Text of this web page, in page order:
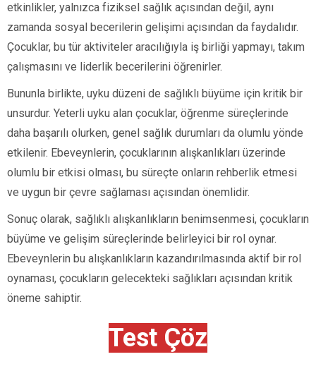
etkinlikler, yalnızca fiziksel sağlık açısından değil, aynı
zamanda sosyal becerilerin gelişimi açısından da faydalıdır.
Çocuklar, bu tür aktiviteler aracılığıyla iş birliği yapmayı, takım
çalışmasını ve liderlik becerilerini öğrenirler.
Bununla birlikte, uyku düzeni de sağlıklı büyüme için kritik bir
unsurdur. Yeterli uyku alan çocuklar, öğrenme süreçlerinde
daha başarılı olurken, genel sağlık durumları da olumlu yönde
etkilenir. Ebeveynlerin, çocuklarının alışkanlıkları üzerinde
olumlu bir etkisi olması, bu süreçte onların rehberlik etmesi
ve uygun bir çevre sağlaması açısından önemlidir.
Sonuç olarak, sağlıklı alışkanlıkların benimsenmesi, çocukların
büyüme ve gelişim süreçlerinde belirleyici bir rol oynar.
Ebeveynlerin bu alışkanlıkların kazandırılmasında aktif bir rol
oynaması, çocukların gelecekteki sağlıkları açısından kritik
öneme sahiptir.
Test Çöz